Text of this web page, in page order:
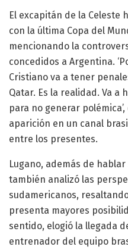
El excapitán de la Celeste
con la última Copa del
mencionando la
concedidos a Argentina.
Cristiano va a tener
Qatar. Es la realidad. Va a
para no generar
aparición en un canal
entre los presentes.
Lugano, además de
también analizó las
sudamericanos,
presenta mayores
sentido, elogió la llegada
entrenador del equipo